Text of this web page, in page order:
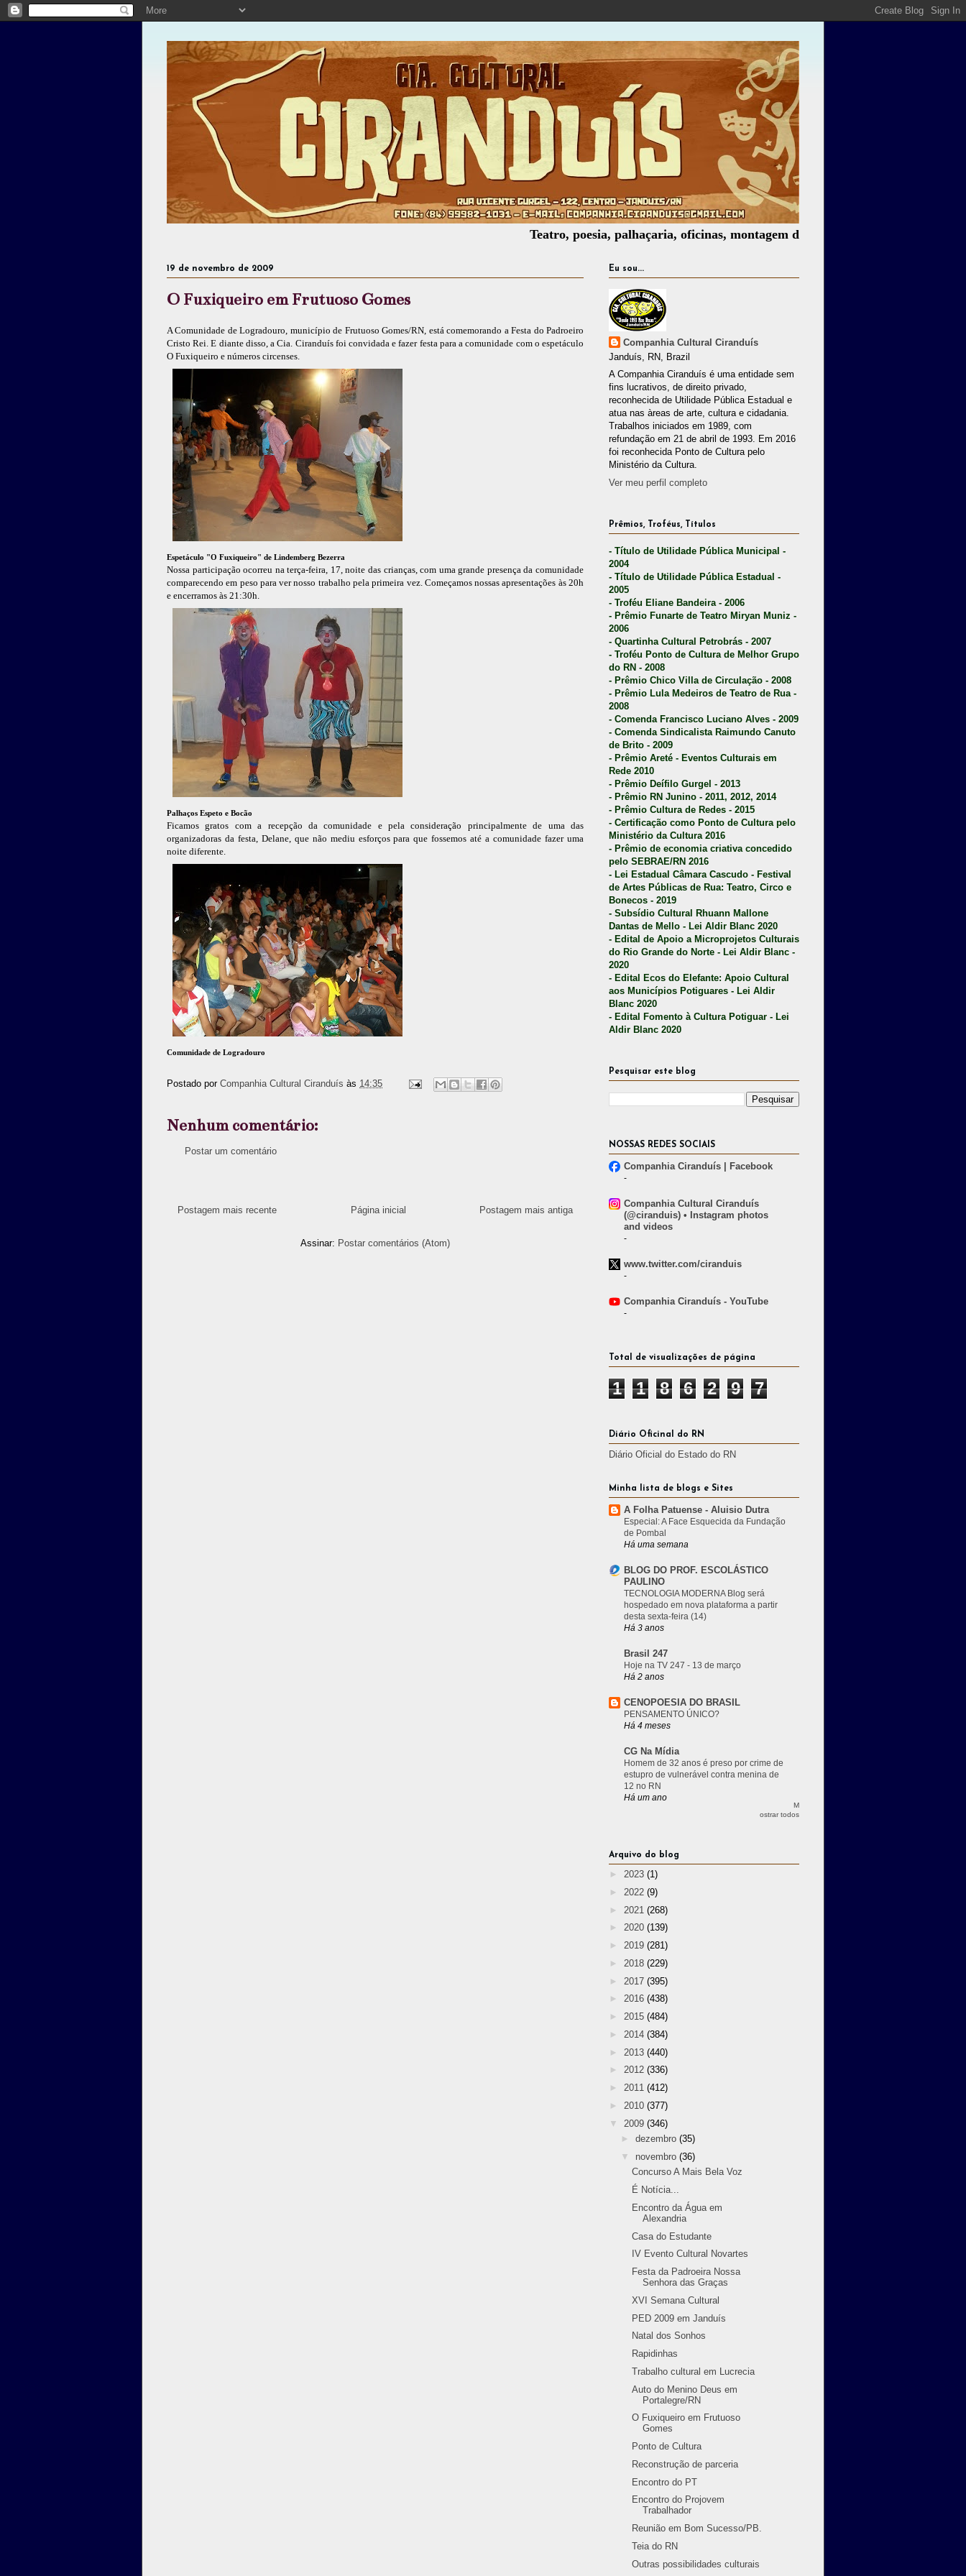
Teatro, poesia, palhaçaria, oficinas, montagem de espetáculos, assessoria cultural,
19 de novembro de 2009
O Fuxiqueiro em Frutuoso Gomes
A Comunidade de Logradouro, município de Frutuoso Gomes/RN, está comemorando a Festa do Padroeiro
Cristo Rei. E diante disso, a Cia. Ciranduís foi convidada e fazer festa para a comunidade com o espetáculo
O Fuxiqueiro e números circenses.
Espetáculo "O Fuxiqueiro" de Lindemberg Bezerra
Nossa participação ocorreu na terça-feira, 17, noite das crianças, com uma grande presença da comunidade
comparecendo em peso para ver nosso trabalho pela primeira vez. Começamos nossas apresentações às 20h
e encerramos às 21:30h.
Palhaços Espeto e Bocão
Ficamos gratos com a recepção da comunidade e pela consideração principalmente de uma das
organizadoras da festa, Delane, que não mediu esforços para que fossemos até a comunidade fazer uma
noite diferente.
Comunidade de Logradouro
Postado por Companhia Cultural Ciranduís às 14:35
Nenhum comentário:
Postar um comentário
Postagem mais recente Postagem mais antiga
Página inicial
Assinar: Postar comentários (Atom)
Eu sou...
Companhia Cultural Ciranduís
Janduís, RN, Brazil
A Companhia Ciranduís é uma entidade sem
fins lucrativos, de direito privado,
reconhecida de Utilidade Pública Estadual e
atua nas àreas de arte, cultura e cidadania.
Trabalhos iniciados em 1989, com
refundação em 21 de abril de 1993. Em 2016
foi reconhecida Ponto de Cultura pelo
Ministério da Cultura.
Ver meu perfil completo
Prêmios, Troféus, Títulos
- Título de Utilidade Pública Municipal -
2004
- Título de Utilidade Pública Estadual -
2005
- Troféu Eliane Bandeira - 2006
- Prêmio Funarte de Teatro Miryan Muniz -
2006
- Quartinha Cultural Petrobrás - 2007
- Troféu Ponto de Cultura de Melhor Grupo
do RN - 2008
- Prêmio Chico Villa de Circulação - 2008
- Prêmio Lula Medeiros de Teatro de Rua -
2008
- Comenda Francisco Luciano Alves - 2009
- Comenda Sindicalista Raimundo Canuto
de Brito - 2009
- Prêmio Areté - Eventos Culturais em
Rede 2010
- Prêmio Deífilo Gurgel - 2013
- Prêmio RN Junino - 2011, 2012, 2014
- Prêmio Cultura de Redes - 2015
- Certificação como Ponto de Cultura pelo
Ministério da Cultura 2016
- Prêmio de economia criativa concedido
pelo SEBRAE/RN 2016
- Lei Estadual Câmara Cascudo - Festival
de Artes Públicas de Rua: Teatro, Circo e
Bonecos - 2019
- Subsídio Cultural Rhuann Mallone
Dantas de Mello - Lei Aldir Blanc 2020
- Edital de Apoio a Microprojetos Culturais
do Rio Grande do Norte - Lei Aldir Blanc -
2020
- Edital Ecos do Elefante: Apoio Cultural
aos Municípios Potiguares - Lei Aldir
Blanc 2020
- Edital Fomento à Cultura Potiguar - Lei
Aldir Blanc 2020
Pesquisar este blog
NOSSAS REDES SOCIAIS
Companhia Ciranduís | Facebook
-
Companhia Cultural Ciranduís
(@ciranduis) • Instagram photos
and videos
-
www.twitter.com/ciranduis
-
Companhia Ciranduís - YouTube
-
Total de visualizações de página
1 1 8 6 2 9 7
Diário Oficinal do RN
Diário Oficial do Estado do RN
Minha lista de blogs e Sites
A Folha Patuense - Aluisio Dutra
Especial: A Face Esquecida da Fundação
de Pombal
Há uma semana
BLOG DO PROF. ESCOLÁSTICO
PAULINO
TECNOLOGIA MODERNA Blog será
hospedado em nova plataforma a partir
desta sexta-feira (14)
Há 3 anos
Brasil 247
Hoje na TV 247 - 13 de março
Há 2 anos
CENOPOESIA DO BRASIL
PENSAMENTO ÚNICO?
Há 4 meses
CG Na Mídia
Homem de 32 anos é preso por crime de
estupro de vulnerável contra menina de
12 no RN
Há um ano
M
ostrar todos
Arquivo do blog
► 2023 (1)
► 2022 (9)
► 2021 (268)
► 2020 (139)
► 2019 (281)
► 2018 (229)
► 2017 (395)
► 2016 (438)
► 2015 (484)
► 2014 (384)
► 2013 (440)
► 2012 (336)
► 2011 (412)
► 2010 (377)
▼ 2009 (346)
► dezembro (35)
▼ novembro (36)
Concurso A Mais Bela Voz
É Notícia...
Encontro da Água em
Alexandria
Casa do Estudante
IV Evento Cultural Novartes
Festa da Padroeira Nossa
Senhora das Graças
XVI Semana Cultural
PED 2009 em Janduís
Natal dos Sonhos
Rapidinhas
Trabalho cultural em Lucrecia
Auto do Menino Deus em
Portalegre/RN
O Fuxiqueiro em Frutuoso
Gomes
Ponto de Cultura
Reconstrução de parceria
Encontro do PT
Encontro do Projovem
Trabalhador
Reunião em Bom Sucesso/PB.
Teia do RN
Outras possibilidades culturais